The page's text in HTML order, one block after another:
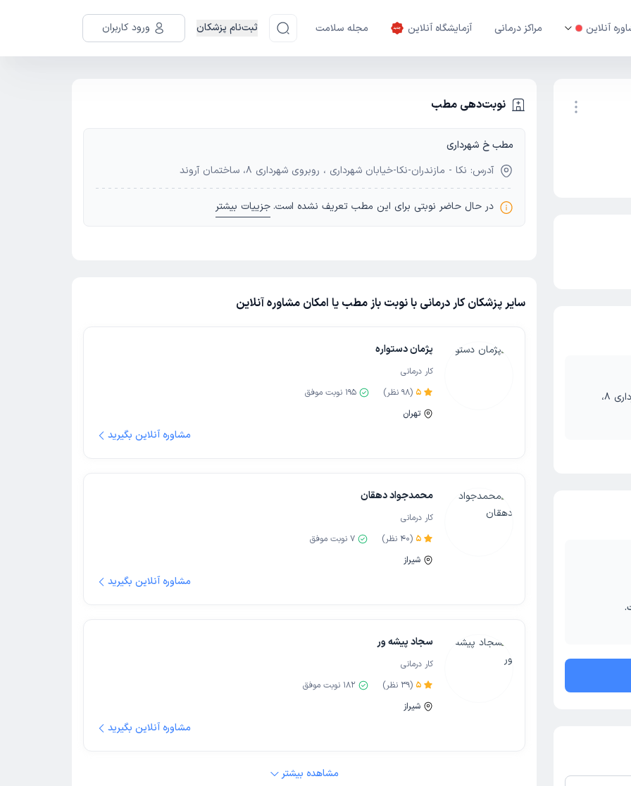
آنلاین مراکز درمانی آزمایشگاه آنلاین مجله سلامت ثبت‌نام پزشکان ورود کاربران
نوبت‌دهی مطب
مطب خ شهرداری
آدرس: نکا - مازندران-نکا-خیابان شهرداری ، روبروی شهرداری 8، ساختمان آروند
در حال حاضر نوبتی برای این مطب تعریف نشده است. جزییات بیشتر
سایر پزشکان کار درمانی با نوبت باز مطب یا امکان مشاوره آنلاین
پژمان دستواره
کار درمانی
5
(
98 نظر) 195 نوبت موفق
تهران
مشاوره آنلاین بگیرید
محمدجواد دهقان
کار درمانی
5
(
40 نظر) 7 نوبت موفق
شیراز
مشاوره آنلاین بگیرید
سجاد پیشه ور
کار درمانی
5
(
39 نظر) 182 نوبت موفق
شیراز
مشاوره آنلاین بگیرید
مشاهده بیشتر
مازندران-نکا-خیابان شهرداری ، روبروی شهرداری 8،